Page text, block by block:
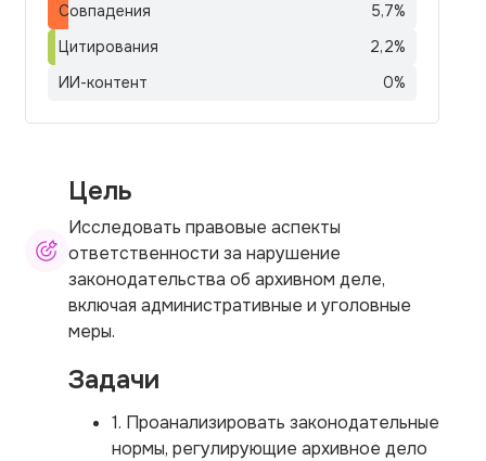
Совпадения
5,7%
Цитирования
2,2%
ИИ-контент
0%
Цель
Исследовать правовые аспекты
ответственности за нарушение
законодательства об архивном деле,
включая административные и уголовные
меры.
Задачи
1. Проанализировать законодательные
нормы, регулирующие архивное дело